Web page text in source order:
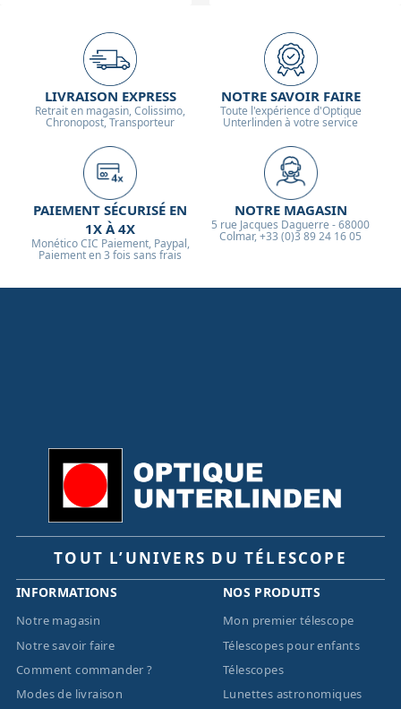
LIVRAISON EXPRESS
Retrait en magasin, Colissimo,
Chronopost, Transporteur
NOTRE SAVOIR FAIRE
Toute l'expérience d'Optique
Unterlinden à votre service
PAIEMENT SÉCURISÉ EN
1X À 4X
Monético CIC Paiement, Paypal,
Paiement en 3 fois sans frais
NOTRE MAGASIN
5 rue Jacques Daguerre - 68000
Colmar, +33 (0)3 89 24 16 05
TOUT L’UNIVERS DU TÉLESCOPE
INFORMATIONS
Notre magasin
Notre savoir faire
Comment commander ?
Modes de livraison
NOS PRODUITS
Mon premier télescope
Télescopes pour enfants
Télescopes
Lunettes astronomiques